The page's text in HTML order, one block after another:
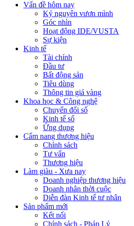
Vấn đề hôm nay
Kỷ nguyên vươn mình
Góc nhìn
Hoạt động IDE/VUSTA
Sự kiện
Kinh tế
Tài chính
Đầu tư
Bất động sản
Tiêu dùng
Thông tin giá vàng
Khoa học & Công nghệ
Chuyển đổi số
Kinh tế số
Ứng dụng
Cẩm nang thương hiệu
Chính sách
Tư vấn
Thương hiệu
Làm giàu - Xưa nay
Doanh nghiệp thương hiệu
Doanh nhân thời cuộc
Diễn đàn Kinh tế tư nhân
Sản phẩm mới
Kết nối
Chính sách - Pháp Lý